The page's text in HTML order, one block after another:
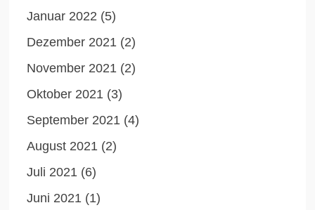
Januar 2022 (5)
Dezember 2021 (2)
November 2021 (2)
Oktober 2021 (3)
September 2021 (4)
August 2021 (2)
Juli 2021 (6)
Juni 2021 (1)